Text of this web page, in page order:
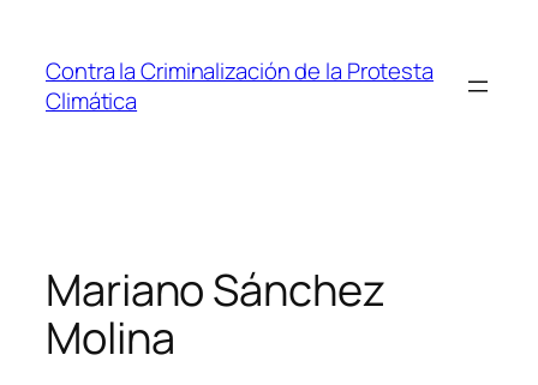
contenido
Contra la Criminalización de la Protesta
Climática
Mariano Sánchez
Molina